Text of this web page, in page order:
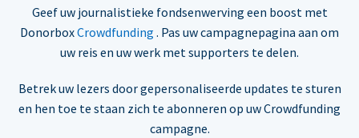
Geef uw journalistieke fondsenwerving een boost met
DonorboxCrowdfunding . Pas uw campagnepagina aan om
uw reis en uw werk met supporters te delen.
Betrek uw lezers door gepersonaliseerde updates te sturen
en hen toe te staan zich te abonneren op uw Crowdfunding
campagne.